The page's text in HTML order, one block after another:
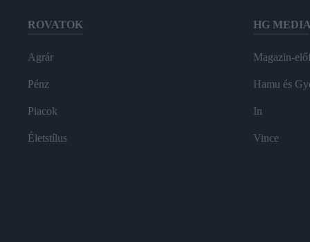
ROVATOK
Agrár
Pénz
Piacok
Életstílus
HG MEDIA
Magazin-
Hamu és
In
Vince